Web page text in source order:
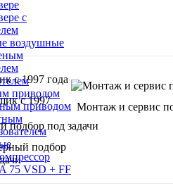
с
воздушные
приводом
приводом
с 1997
Монтаж и сервис
подбор